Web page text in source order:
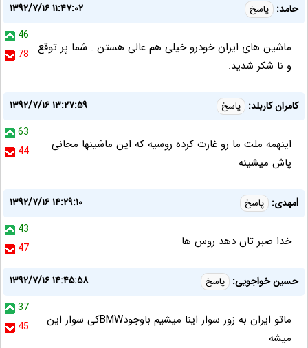
حامد: پاسخ
۱۳۹۲/۷/۱۶ ۱۱:۴۷:۰۲
46
78
ماشین های ایران خودرو خیلی هم عالی هستن . شما پر توقع
و نا شکر شدید.
کامران کاربلد: پاسخ
۱۳۹۲/۷/۱۶ ۱۳:۲۷:۵۹
63
44
اینهمه ملت ما رو غارت کرده روسیه که این ماشینها مجانی
پاش میشینه
lمهدی: پاسخ
۱۳۹۲/۷/۱۶ ۱۴:۲۹:۱۰
43
47
خدا صبر تان دهد روس ها
حسین خواجویی: پاسخ
۱۳۹۲/۷/۱۶ ۱۴:۴۵:۵۸
37
45
ماتو ایران به زور سوار اینا میشیم باوجودBMWکی سوار این
میشه